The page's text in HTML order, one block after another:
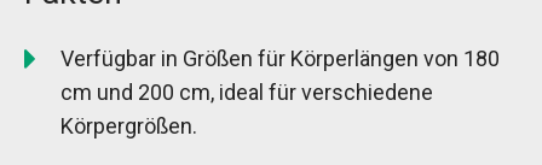
Verfügbar in Größen für Körperlängen von 180
cm und 200 cm, ideal für verschiedene
Körpergrößen.